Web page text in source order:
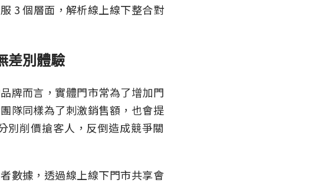
3 個層面，解析線上線下整合對
差別體驗
牌而言，實體門市常為了增加門
隊同樣為了刺激銷售額，也會提
別削價搶客人，反倒造成競爭關
數據，透過線上線下門市共享會